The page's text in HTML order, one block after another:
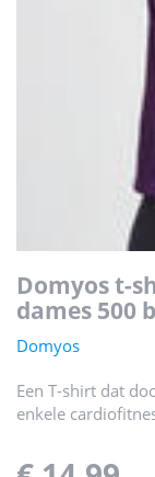
domyos t-shirt voor cardiofitness
dames 500
Domyos
Een T-shirt dat
enkele